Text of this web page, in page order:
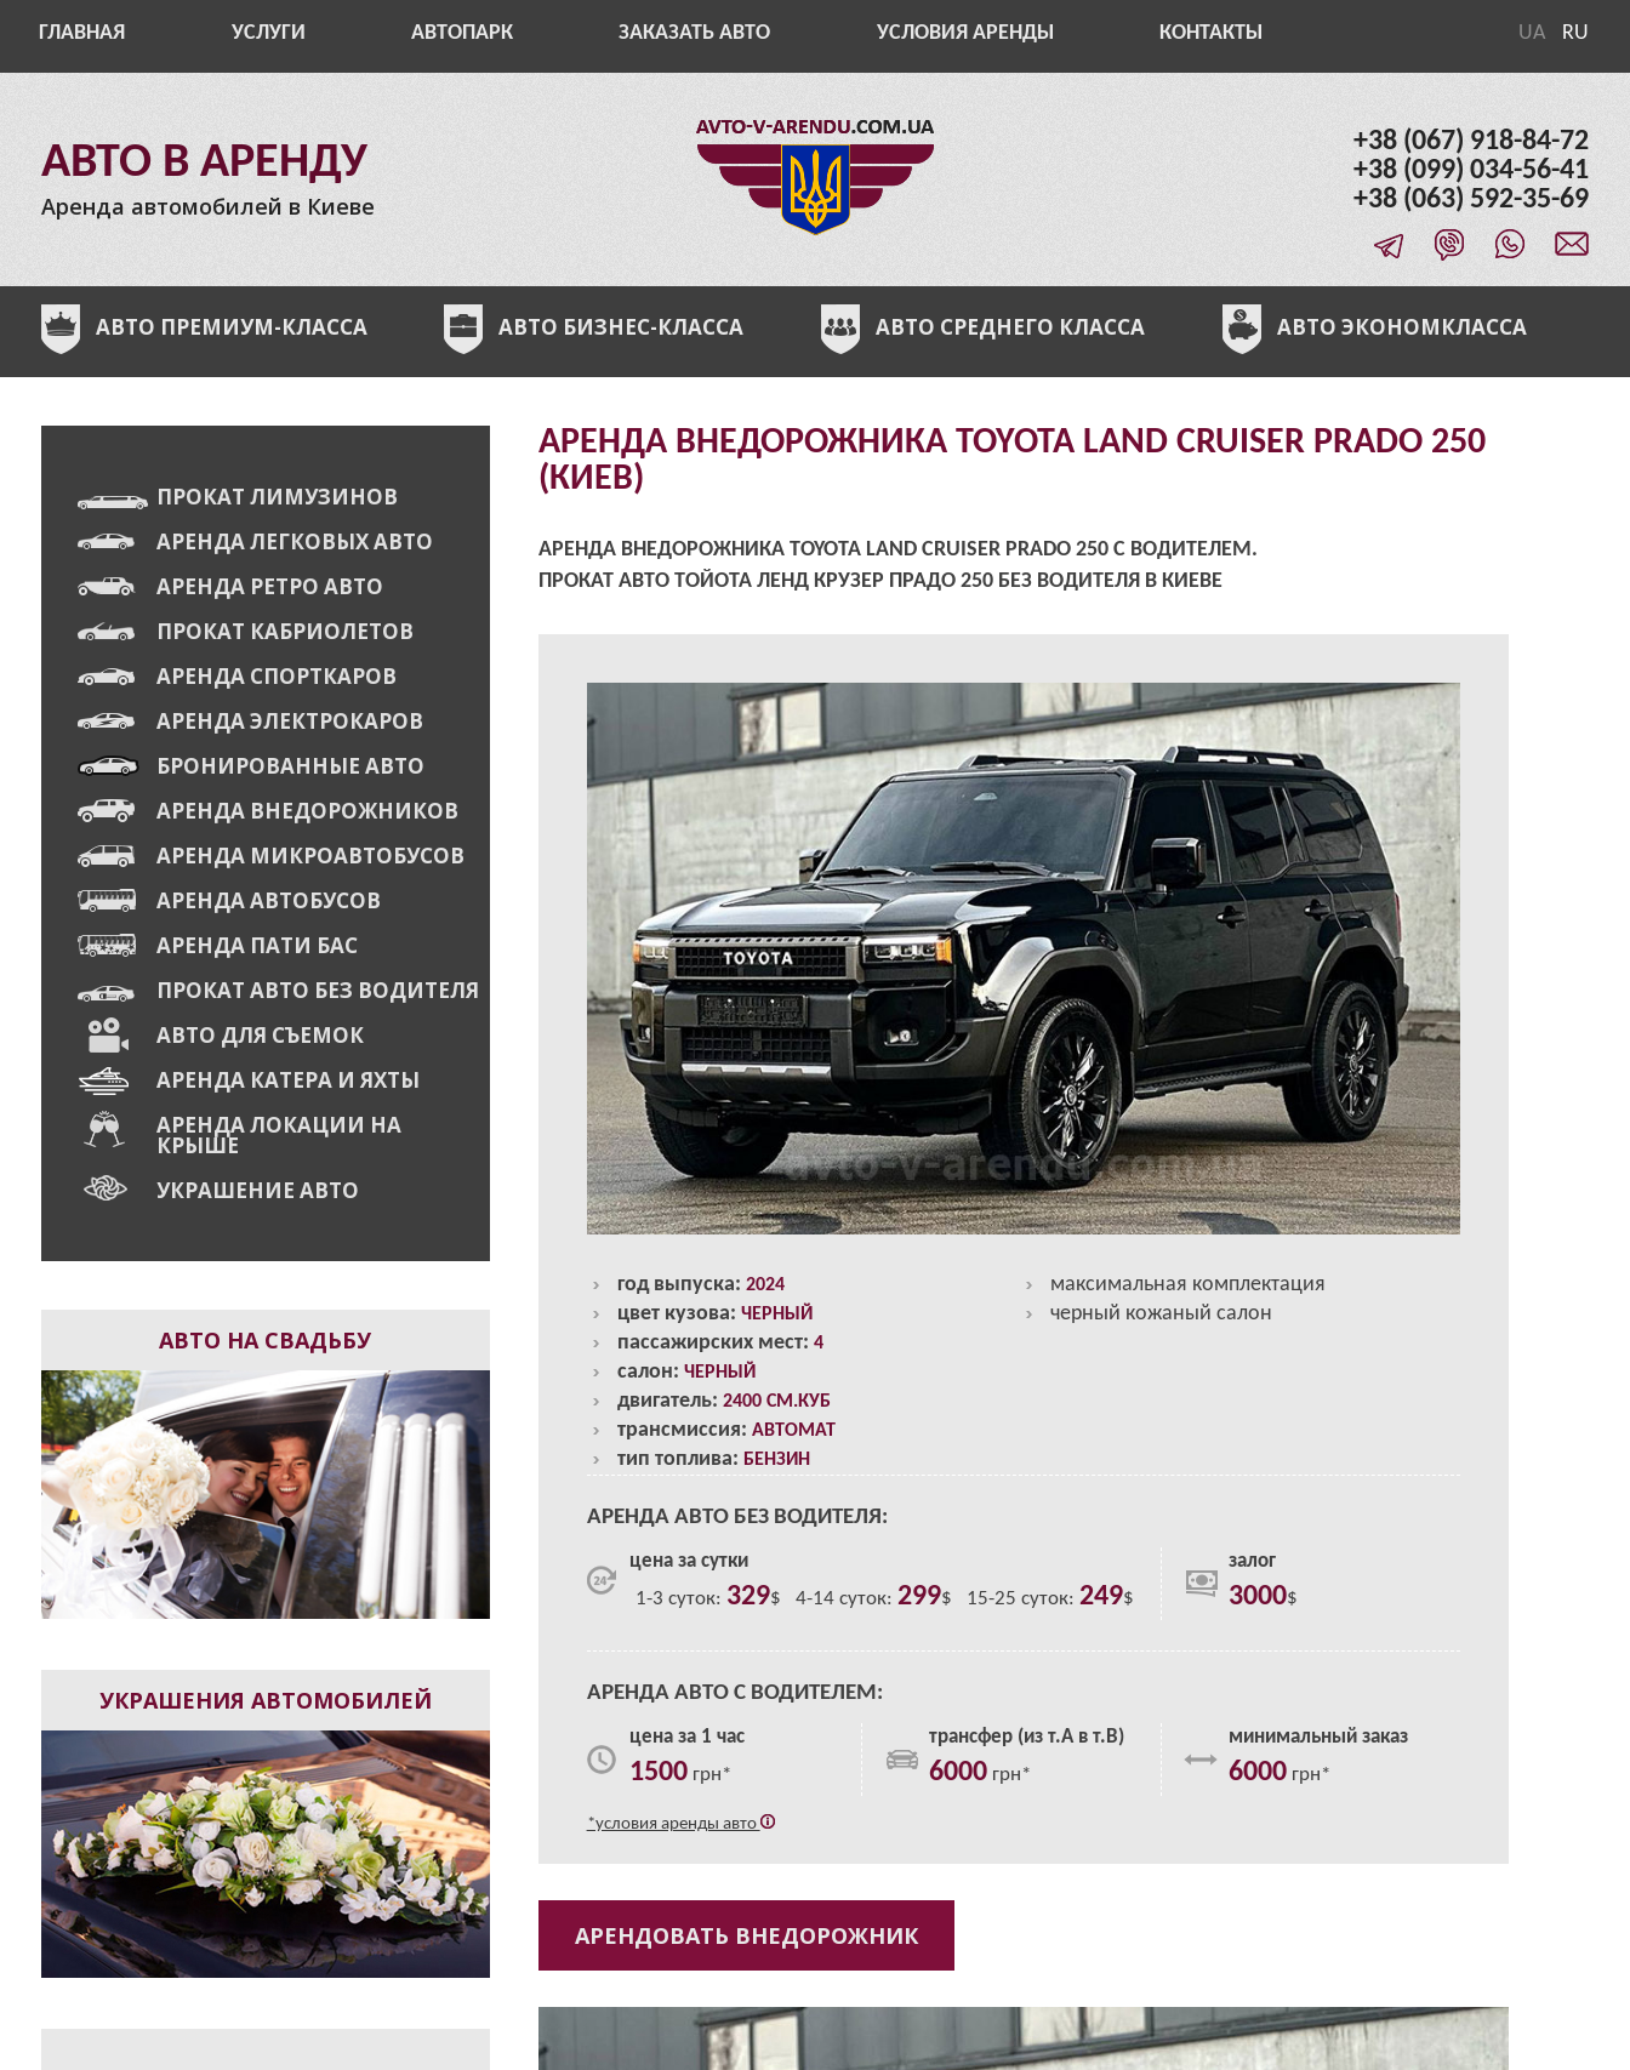
UA RU
ГЛАВНАЯ УСЛУГИ АВТОПАРК ЗАКАЗАТЬ АВТО УСЛОВИЯ АРЕНДЫ КОНТАКТЫ
АВТО В АРЕНДУ
Аренда автомобилей в Киеве
+38 (067) 918-84-72
+38 (099) 034-56-41
+38 (063) 592-35-69
АВТО ПРЕМИУМ-КЛАССА АВТО БИЗНЕС-КЛАССА АВТО СРЕДНЕГО КЛАССА АВТО ЭКОНОМКЛАССА
АРЕНДА ВНЕДОРОЖНИКА TOYOTA LAND CRUISER PRADO 250
(КИЕВ)
АРЕНДА ВНЕДОРОЖНИКА TOYOTA LAND CRUISER PRADO 250 С ВОДИТЕЛЕМ.
ПРОКАТ АВТО ТОЙОТА ЛЕНД КРУЗЕР ПРАДО 250 БЕЗ ВОДИТЕЛЯ В КИЕВЕ
год выпуска: 2024
цвет кузова: ЧЕРНЫЙ
пассажирских мест: 4
салон: ЧЕРНЫЙ
двигатель: 2400 СМ.КУБ
трансмиссия: АВТОМАТ
тип топлива: БЕНЗИН
максимальная комплектация
черный кожаный салон
АРЕНДА АВТО БЕЗ ВОДИТЕЛЯ:
цена за сутки
1-3 суток: 329$ 4-14 суток: 299$ 15-25 суток: 249$
залог
3000$
АРЕНДА АВТО С ВОДИТЕЛЕМ:
цена за 1 час
1500грн*
трансфер (из т.А в т.В)
6000грн*
минимальный заказ
6000грн*
*условия аренды авто
АРЕНДОВАТЬ ВНЕДОРОЖНИК
ПРОКАТ ЛИМУЗИНОВ
АРЕНДА ЛЕГКОВЫХ АВТО
АРЕНДА РЕТРО АВТО
ПРОКАТ КАБРИОЛЕТОВ
АРЕНДА СПОРТКАРОВ
АРЕНДА ЭЛЕКТРОКАРОВ
БРОНИРОВАННЫЕ АВТО
АРЕНДА ВНЕДОРОЖНИКОВ
АРЕНДА МИКРОАВТОБУСОВ
АРЕНДА АВТОБУСОВ
АРЕНДА ПАТИ БАС
ПРОКАТ АВТО БЕЗ ВОДИТЕЛЯ
АВТО ДЛЯ СЪЕМОК
АРЕНДА КАТЕРА И ЯХТЫ
АРЕНДА ЛОКАЦИИ НА
КРЫШЕ
УКРАШЕНИЕ АВТО
АВТО НА СВАДЬБУ
УКРАШЕНИЯ АВТОМОБИЛЕЙ